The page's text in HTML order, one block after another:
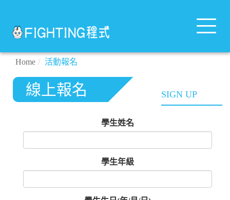
Toggle
Home 活動報名
線上報名 SIGN UP
學生姓名
學生年級